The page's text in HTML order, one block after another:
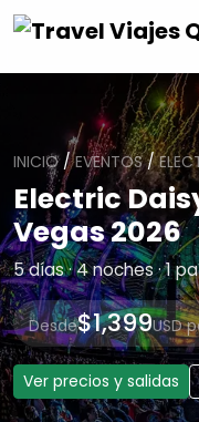
INICIO/EVENTOS/
Electric
Vegas 2026
5 días · 4 noches · 1
Desde$1,399USD
Ver precios y salidas